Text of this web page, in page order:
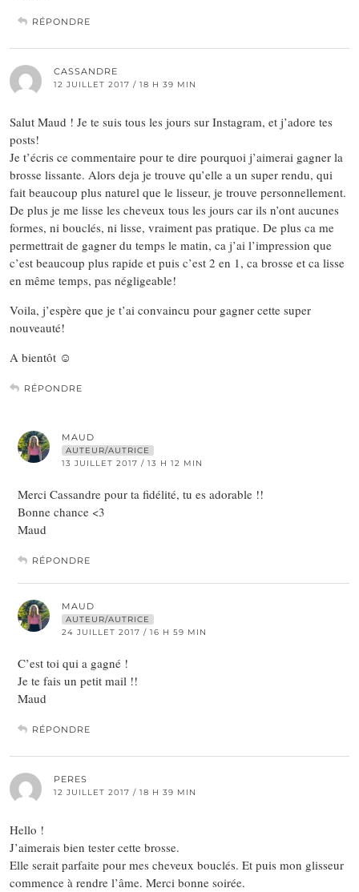
RÉPONDRE
CASSANDRE
12 JUILLET 2017 / 18 H 39 MIN
Salut Maud ! Je te suis tous les jours sur Instagram, et j’adore tes
posts!
Je t’écris ce commentaire pour te dire pourquoi j’aimerai gagner la
brosse lissante. Alors deja je trouve qu’elle a un super rendu, qui
fait beaucoup plus naturel que le lisseur, je trouve personnellement.
De plus je me lisse les cheveux tous les jours car ils n’ont aucunes
formes, ni bouclés, ni lisse, vraiment pas pratique. De plus ca me
permettrait de gagner du temps le matin, ca j’ai l’impression que
c’est beaucoup plus rapide et puis c’est 2 en 1, ca brosse et ca lisse
en même temps, pas négligeable!
Voila, j’espère que je t’ai convaincu pour gagner cette super
nouveauté!
A bientôt ☺️
RÉPONDRE
MAUD
AUTEUR/AUTRICE
13 JUILLET 2017 / 13 H 12 MIN
Merci Cassandre pour ta fidélité, tu es adorable !!
Bonne chance <3
Maud
RÉPONDRE
MAUD
AUTEUR/AUTRICE
24 JUILLET 2017 / 16 H 59 MIN
C’est toi qui a gagné !
Je te fais un petit mail !!
Maud
RÉPONDRE
PERES
12 JUILLET 2017 / 18 H 39 MIN
Hello !
J’aimerais bien tester cette brosse.
Elle serait parfaite pour mes cheveux bouclés. Et puis mon glisseur
commence à rendre l’âme. Merci bonne soirée.